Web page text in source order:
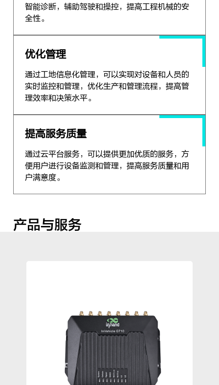
智能诊断，辅助驾驶和操控，提高工程机械的安
全性。
优化管理
通过工地信息化管理，可以实现对设备和人员的
实时监控和管理，优化生产和管理流程，提高管
理效率和决策水平。
提高服务质量
通过云平台服务，可以提供更加优质的服务，方
便用户进行设备监测和管理，提高服务质量和用
户满意度。
产品与服务